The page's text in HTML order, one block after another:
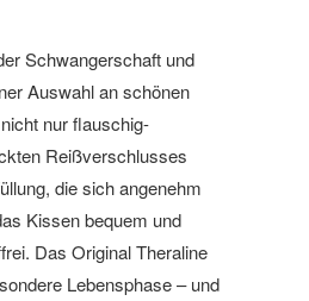
Schwangerschaft und
Auswahl an schönen
nur flauschig-
Reißverschlusses
die sich angenehm
Kissen bequem und
Das Original Theraline
Lebensphase – und